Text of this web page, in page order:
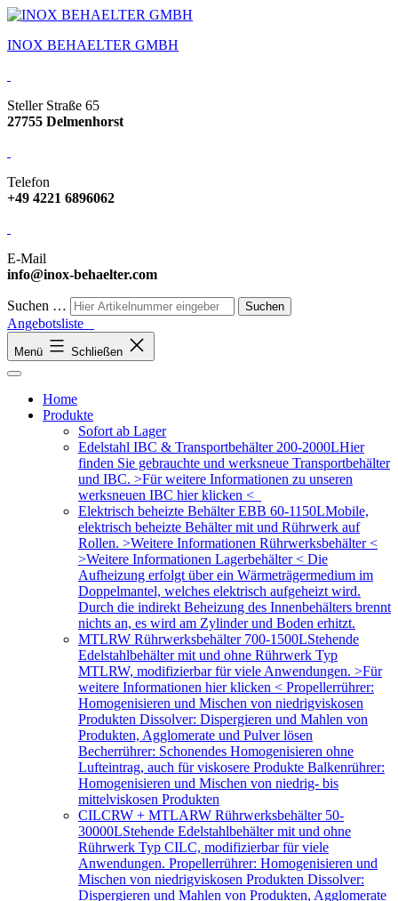
INOX BEHAELTER GMBH
Steller Straße 65
27755 Delmenhorst
Telefon
+49 4221 6896062
E-Mail
info@inox-behaelter.com
Suchen …
Angebotsliste
Menü Schließen
Home
Produkte
Sofort ab Lager
Edelstahl IBC & Transportbehälter 200-2000LHier
finden Sie gebrauchte und werksneue Transportbehälter
und IBC. >Für weitere Informationen zu unseren
werksneuen IBC hier klicken <
Elektrisch beheizte Behälter EBB 60-1150LMobile,
elektrisch beheizte Behälter mit und Rührwerk auf
Rollen. >Weitere Informationen Rührwerksbehälter <
>Weitere Informationen Lagerbehälter < Die
Aufheizung erfolgt über ein Wärmeträgermedium im
Doppelmantel, welches elektrisch aufgeheizt wird.
Durch die indirekt Beheizung des Innenbehälters brennt
nichts an, es wird am Zylinder und Boden erhitzt.
MTLRW Rührwerksbehälter 700-1500LStehende
Edelstahlbehälter mit und ohne Rührwerk Typ
MTLRW, modifizierbar für viele Anwendungen. >Für
weitere Informationen hier klicken < Propellerrührer:
Homogenisieren und Mischen von niedrigviskosen
Produkten Dissolver: Dispergieren und Mahlen von
Produkten, Agglomerate und Pulver lösen
Becherrührer: Schonendes Homogenisieren ohne
Lufteintrag, auch für viskosere Produkte Balkenrührer:
Homogenisieren und Mischen von niedrig- bis
mittelviskosen Produkten
CILCRW + MTLARW Rührwerksbehälter 50-
30000LStehende Edelstahlbehälter mit und ohne
Rührwerk Typ CILC, modifizierbar für viele
Anwendungen. Propellerrührer: Homogenisieren und
Mischen von niedrigviskosen Produkten Dissolver:
Dispergieren und Mahlen von Produkten, Agglomerate